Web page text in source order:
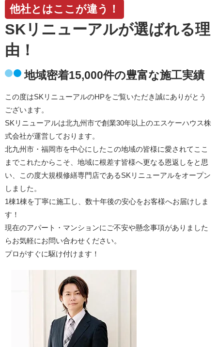
他社とはここが違う！
SKリニューアルが選ばれる理
由！
地域密着15,000件の豊富な施工実績
この度はSKリニューアルのHPをご覧いただき誠にありがとう
ございます。
SKリニューアルは北九州市で創業30年以上のエスケーハウス株
式会社が運営しております。
北九州市・福岡市を中心にしたこの地域の皆様に愛されてここ
までこれたからこそ、地域に根差す皆様へ更なる恩返しをと思
い、この度大規模修繕専門店であるSKリニューアルをオープン
しました。
1棟1棟を丁寧に施工し、数十年後の安心をお客様へお届けしま
す！
現在のアパート・マンションにご不安や懸念事項がありました
らお気軽にお問い合わせください。
プロがすぐに駆け付けます！